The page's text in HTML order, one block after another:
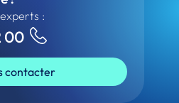
:
00
contacter